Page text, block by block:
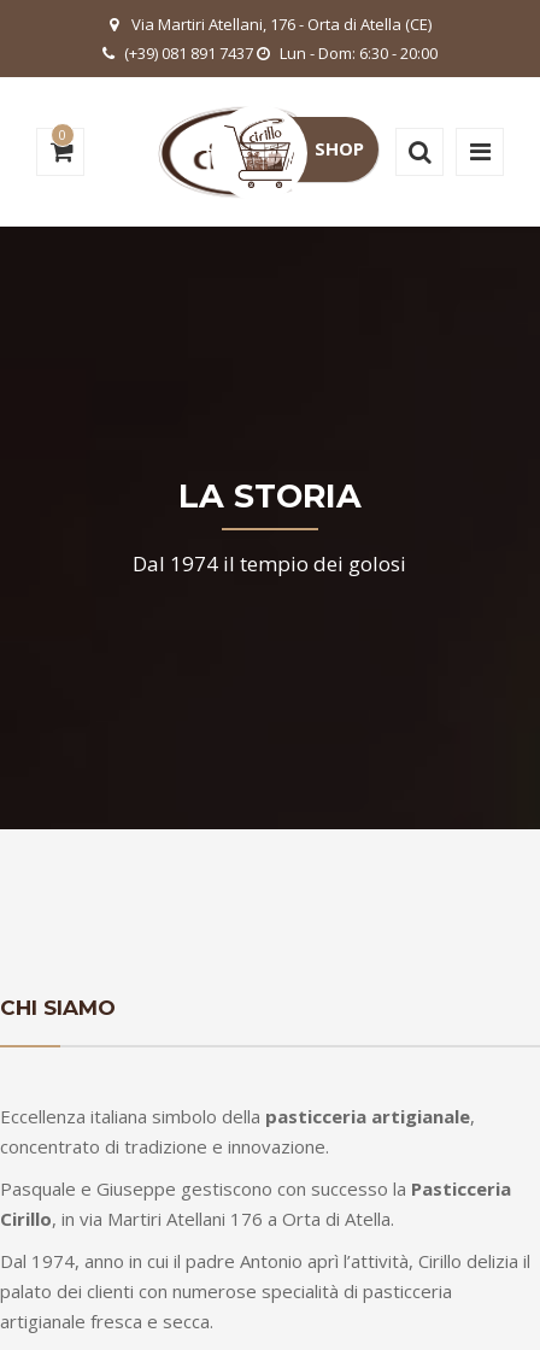
Via Martiri Atellani, 176 - Orta di Atella (CE)
(+39) 081 891 7437
Lun - Dom: 6:30 - 20:00
0
LA STORIA
Dal 1974 il tempio dei golosi
CHI SIAMO
Eccellenza italiana simbolo della pasticceria artigianale,
concentrato di tradizione e innovazione.
Pasquale e Giuseppe gestiscono con successo la Pasticceria
Cirillo, in via Martiri Atellani 176 a Orta di Atella.
Dal 1974, anno in cui il padre Antonio aprì l’attività, Cirillo delizia il
palato dei clienti con numerose specialità di pasticceria
artigianale fresca e secca.
SHOP